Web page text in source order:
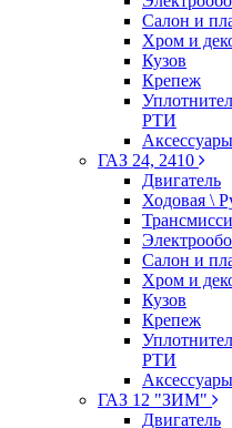
Салон и
Хром и
Кузов
Крепеж
РТИ
Аксессуары
ГАЗ 24, 2410
Двигатель
Ходовая \
Салон и
Хром и
Кузов
Крепеж
РТИ
Аксессуары
ГАЗ 12 "ЗИМ"
Двигатель